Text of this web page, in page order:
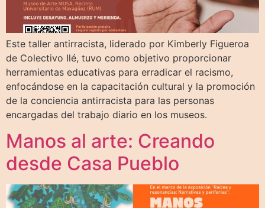
Este taller antirracista, liderado por Kimberly Figueroa
de Colectivo Ilé, tuvo como objetivo proporcionar
herramientas educativas para erradicar el racismo,
enfocándose en la capacitación cultural y la promoción
de la conciencia antirracista para las personas
encargadas del trabajo diario en los museos.
Manos al arte: Creando
desde Casa Pueblo